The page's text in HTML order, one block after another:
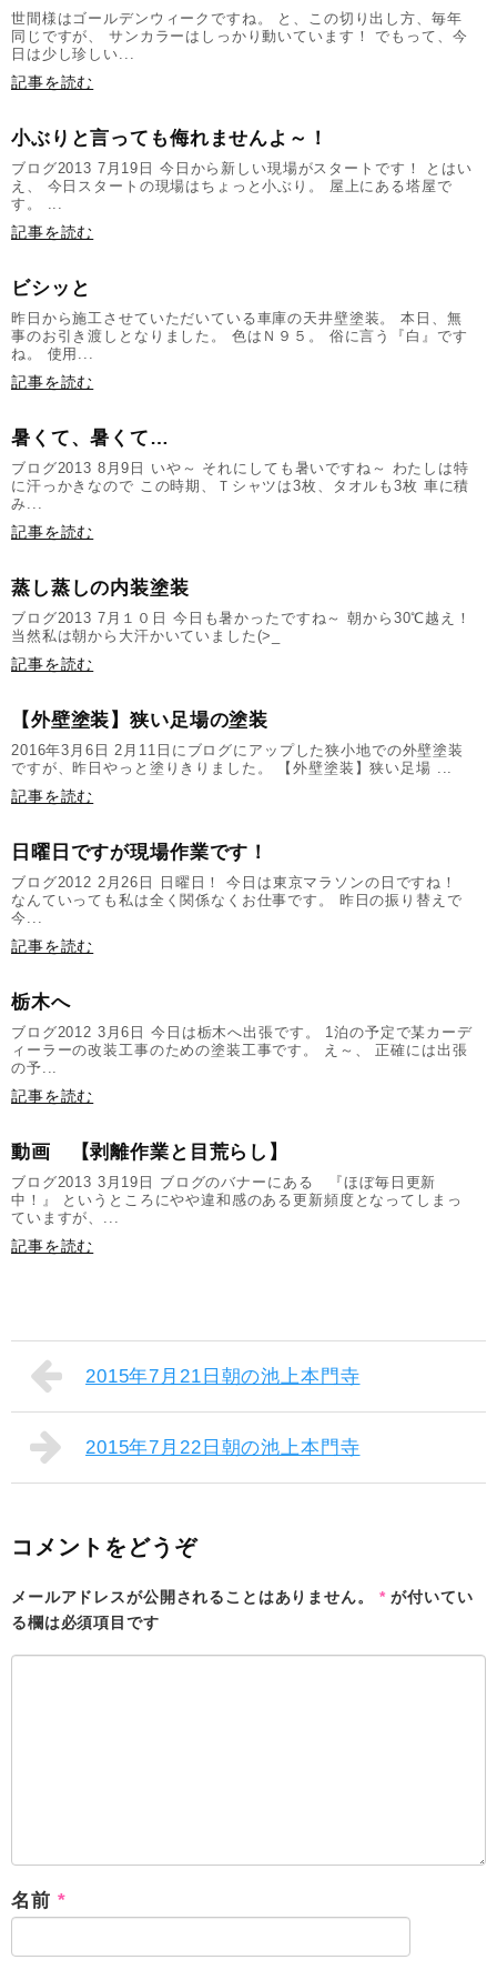
世間様はゴールデンウィークですね。 と、この切り出し方、毎年
同じですが、 サンカラーはしっかり動いています！ でもって、今
日は少し珍しい...
記事を読む
小ぶりと言っても侮れませんよ～！
ブログ2013 7月19日 今日から新しい現場がスタートです！ とはい
え、 今日スタートの現場はちょっと小ぶり。 屋上にある塔屋で
す。 ...
記事を読む
ビシッと
昨日から施工させていただいている車庫の天井壁塗装。 本日、無
事のお引き渡しとなりました。 色はＮ９５。 俗に言う『白』です
ね。 使用...
記事を読む
暑くて、暑くて…
ブログ2013 8月9日 いや～ それにしても暑いですね～ わたしは特
に汗っかきなので この時期、Ｔシャツは3枚、タオルも3枚 車に積
み...
記事を読む
蒸し蒸しの内装塗装
ブログ2013 7月１０日 今日も暑かったですね～ 朝から30℃越え！
当然私は朝から大汗かいていました(>_
記事を読む
【外壁塗装】狭い足場の塗装
2016年3月6日 2月11日にブログにアップした狭小地での外壁塗装
ですが、昨日やっと塗りきりました。 【外壁塗装】狭い足場 ...
記事を読む
日曜日ですが現場作業です！
ブログ2012 2月26日 日曜日！ 今日は東京マラソンの日ですね！
なんていっても私は全く関係なくお仕事です。 昨日の振り替えで
今...
記事を読む
栃木へ
ブログ2012 3月6日 今日は栃木へ出張です。 1泊の予定で某カーデ
ィーラーの改装工事のための塗装工事です。 え～、 正確には出張
の予...
記事を読む
動画 【剥離作業と目荒らし】
ブログ2013 3月19日 ブログのバナーにある 『ほぼ毎日更新
中！』 というところにやや違和感のある更新頻度となってしまっ
ていますが、...
記事を読む
2015年7月21日朝の池上本門寺
2015年7月22日朝の池上本門寺
コメントをどうぞ
メールアドレスが公開されることはありません。 *が付いてい
る欄は必須項目です
名前 *